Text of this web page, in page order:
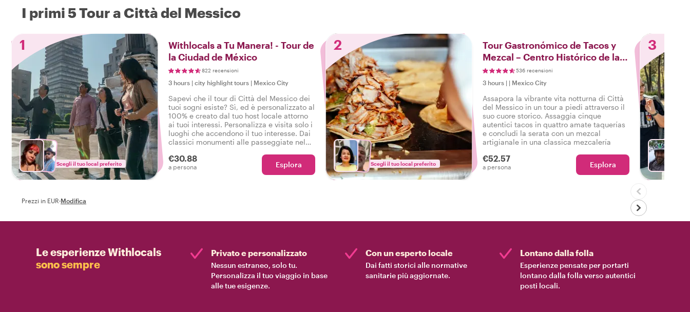
I primi 5 Tour a Città del Messico
1
Scegli il tuo local preferito
Withlocals a Tu Manera! - Tour de
la Ciudad de México
822 recensioni
3 hours | city highlight tours | Mexico City
Sapevi che il tour di Città del Messico dei
tuoi sogni esiste? Sì, ed è personalizzato al
100% e creato dal tuo host locale attorno
ai tuoi interessi. Personalizza e visita solo i
luoghi che accendono il tuo interesse. Dai
classici monumenti alle passeggiate nel
comando!
€30.88
a persona Esplora
2
Scegli il tuo local preferito
Tour Gastronómico de Tacos y
Mezcal – Centro Histórico de la
Ciudad de México
536 recensioni
3 hours | | Mexico City
Assapora la vibrante vita notturna di Città
del Messico in un tour a piedi attraverso il
suo cuore storico. Assaggia cinque
autentici tacos in quattro amate taquerías
e concludi la serata con un mezcal
artigianale in una classica mezcalería
€52.57
a persona Esplora
3
Prezzi in EUR·Modifica
Le esperienze Withlocals
sono sempre
Privato e personalizzato
Nessun estraneo, solo tu.
Personalizza il tuo viaggio in base
alle tue esigenze.
Con un esperto locale
Dai fatti storici alle normative
sanitarie più aggiornate.
Lontano dalla folla
Esperienze pensate per portarti
lontano dalla folla verso autentici
posti locali.